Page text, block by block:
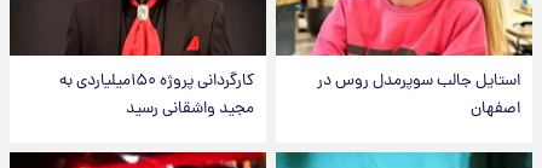
استایل جالب سوپرمدل روس در
اصفهان
کارگردانی پروژه ۱۵۰میلیاردی به
مجید واشقانی رسید